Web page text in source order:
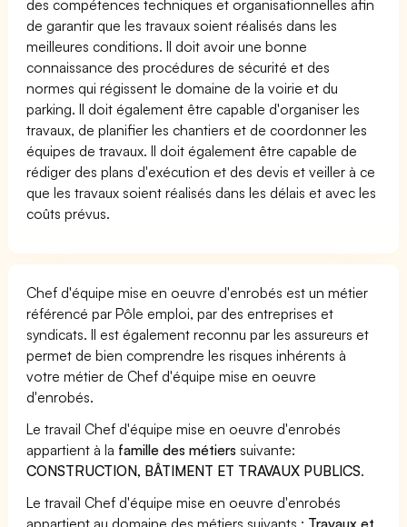
des compétences techniques et organisationnelles afin
de garantir que les travaux soient réalisés dans les
meilleures conditions. Il doit avoir une bonne
connaissance des procédures de sécurité et des
normes qui régissent le domaine de la voirie et du
parking. Il doit également être capable d'organiser les
travaux, de planifier les chantiers et de coordonner les
équipes de travaux. Il doit également être capable de
rédiger des plans d'exécution et des devis et veiller à ce
que les travaux soient réalisés dans les délais et avec les
coûts prévus.
Chef d'équipe mise en oeuvre d'enrobés est un métier
référencé par Pôle emploi, par des entreprises et
syndicats. Il est également reconnu par les assureurs et
permet de bien comprendre les risques inhérents à
votre métier de Chef d'équipe mise en oeuvre
d'enrobés.
Le travail Chef d'équipe mise en oeuvre d'enrobés
appartient à la famille des métiers suivante:
CONSTRUCTION, BÂTIMENT ET TRAVAUX PUBLICS.
Le travail Chef d'équipe mise en oeuvre d'enrobés
appartient au domaine des métiers suivants : Travaux et